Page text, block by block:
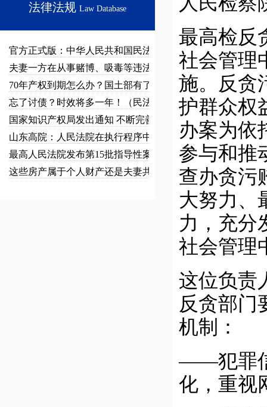
法律法规 Law Database
官方正式版：中华人民共和国民法总…
夫妻一方在从事赌博、吸毒等违法犯…
70年产权到期怎么办？国土部有了…
忘了讨债？时效将多一年！（民法草…
国家知识产权局发出通知 不断完善…
山东高院：人民法院在执行程序中可…
最高人民法院发布第15批指导性案…
这些房产属于个人财产还是夫妻共同…
最高检反
社会管理
施。反贪
护群众权
办案为依
参与和推
查办贪污
大努力、
力，充分
社会管理
这位负责
反贪部门
机制：
——犯罪
化，重视